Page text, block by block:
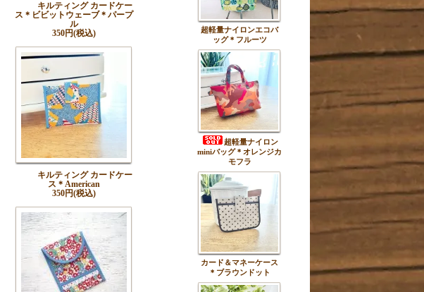
キルティング カードケー
ス＊ビビットウェーブ＊パープ
ル
350円(税込)
キルティング カードケー
ス＊American
350円(税込)
超軽量ナイロンエコバ
ッグ＊フルーツ
超軽量ナイロン
miniバッグ＊オレンジカ
モフラ
カード＆マネーケース
＊ブラウンドット